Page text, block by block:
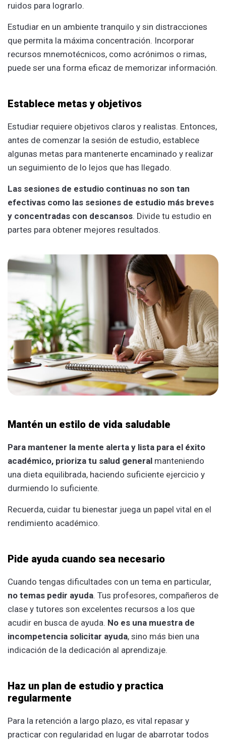
ruidos para lograrlo.
Estudiar en un ambiente tranquilo y sin distracciones
que permita la máxima concentración. Incorporar
recursos mnemotécnicos, como acrónimos o rimas,
puede ser una forma eficaz de memorizar información.
Establece metas y objetivos
Estudiar requiere objetivos claros y realistas. Entonces,
antes de comenzar la sesión de estudio, establece
algunas metas para mantenerte encaminado y realizar
un seguimiento de lo lejos que has llegado.
Las sesiones de estudio continuas no son tan
efectivas como las sesiones de estudio más breves
y concentradas con descansos. Divide tu estudio en
partes para obtener mejores resultados.
Mantén un estilo de vida saludable
Para mantener la mente alerta y lista para el éxito
académico, prioriza tu salud general manteniendo
una dieta equilibrada, haciendo suficiente ejercicio y
durmiendo lo suficiente.
Recuerda, cuidar tu bienestar juega un papel vital en el
rendimiento académico.
Pide ayuda cuando sea necesario
Cuando tengas dificultades con un tema en particular,
no temas pedir ayuda. Tus profesores, compañeros de
clase y tutores son excelentes recursos a los que
acudir en busca de ayuda. No es una muestra de
incompetencia solicitar ayuda, sino más bien una
indicación de la dedicación al aprendizaje.
Haz un plan de estudio y practica
regularmente
Para la retención a largo plazo, es vital repasar y
practicar con regularidad en lugar de abarrotar todos